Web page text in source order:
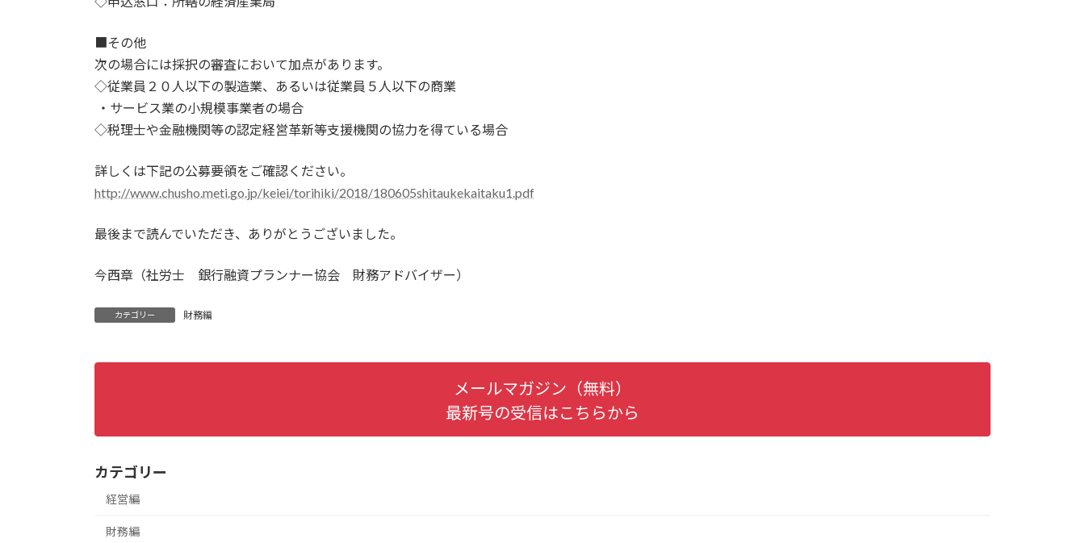
■その他
次の場合には採択の審査において加点があります。
◇従業員２０人以下の製造業、あるいは従業員５人以下の商業
・サービス業の小規模事業者の場合
◇税理士や金融機関等の認定経営革新等支援機関の協力を得ている場合
詳しくは下記の公募要領をご確認ください。
http://www.chusho.meti.go.jp/keiei/torihiki/2018/180605shitaukekaitaku1.pdf
最後まで読んでいただき、ありがとうございました。
今西章（社労士 銀行融資プランナー協会 財務アドバイザー）
カテゴリー 財務編
メールマガジン（無料）
最新号の受信はこちらから
カテゴリー
経営編
財務編